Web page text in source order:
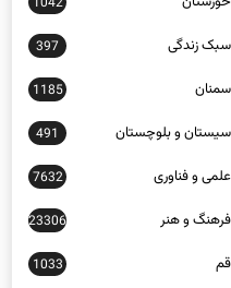
سبک زندگی 397
سمنان 1185
سیستان و بلوچستان 491
علمی و فناوری 7632
فرهنگ و هنر 23306
قم 1033
کردستان 940